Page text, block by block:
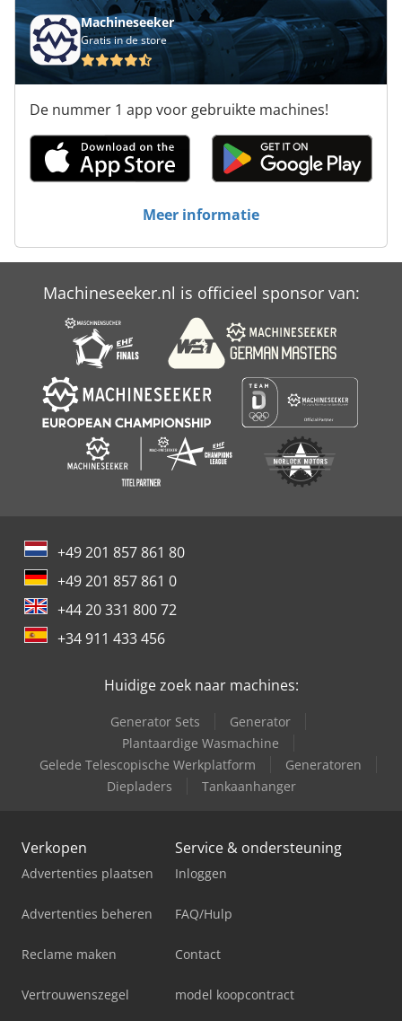
Machineseeker
Gratis in de store
De nummer 1 app voor gebruikte machines!
Meer informatie
Machineseeker.nl is officieel sponsor van:
+49 201 857 861 80
+49 201 857 861 0
+44 20 331 800 72
+34 911 433 456
Huidige zoek naar machines:
Generator Sets
Generator
Plantaardige Wasmachine
Gelede Telescopische Werkplatform
Generatoren
Diepladers
Tankaanhanger
Verkopen
Advertenties plaatsen
Advertenties beheren
Reclame maken
Vertrouwenszegel
Service & ondersteuning
Inloggen
FAQ/Hulp
Contact
model koopcontract